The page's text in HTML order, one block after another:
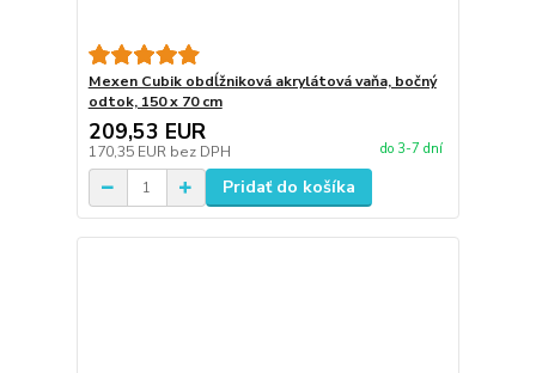
Mexen Cubik obdĺžniková akrylátová vaňa, bočný
odtok, 150 x 70 cm
209,53 EUR
170,35 EUR bez DPH do 3-7 dní
Pridať do košíka